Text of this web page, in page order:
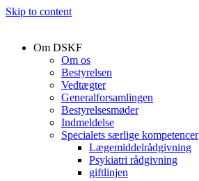
Skip to content
Om DSKF
Om os
Bestyrelsen
Vedtægter
Generalforsamlingen
Bestyrelsesmøder
Indmeldelse
Specialets særlige kompetencer
Lægemiddelrådgivning
Psykiatri rådgivning
giftlinjen